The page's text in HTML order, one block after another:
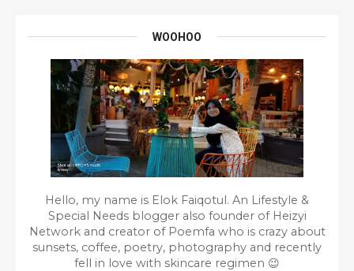
WOOHOO
Hello, my name is Elok Faiqotul. An Lifestyle &
Special Needs blogger also founder of Heizyi
Network and creator of Poemfa who is crazy about
sunsets, coffee, poetry, photography and recently
fell in love with skincare regimen 😉